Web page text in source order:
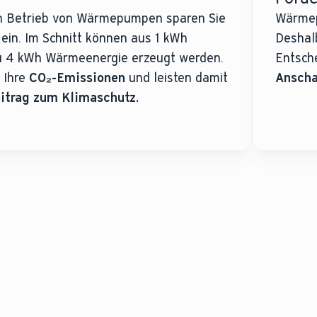
von Wärmepumpen sparen Sie
ein. Im Schnitt können aus 1 kWh
kWh Wärmeenergie erzeugt werden.
Ihre CO₂-Emissionen und leisten damit
zum Klimaschutz.